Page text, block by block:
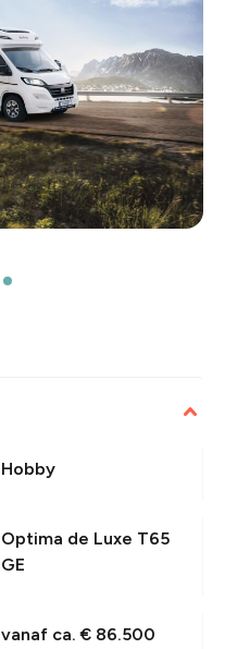
Hobby
Optima de Luxe T65
GE
vanaf ca. € 86.500